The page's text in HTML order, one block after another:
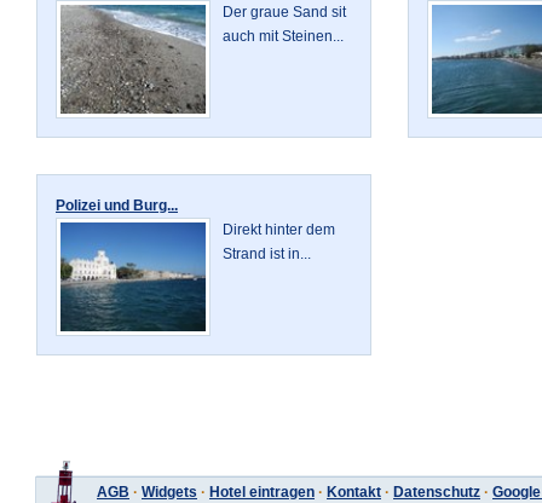
Der graue Sand sit
auch mit Steinen...
Polizei und Burg...
Direkt hinter dem
Strand ist in...
AGB · Widgets · Hotel eintragen · Kontakt · Datenschutz ·